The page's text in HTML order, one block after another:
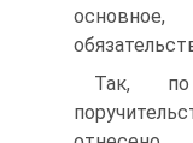
Так,